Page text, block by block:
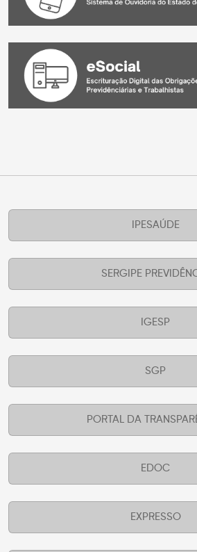
IPESAÚDE
SERGIPE
IGESP
SGP
PORTAL DA
EDOC
EXPRESSO